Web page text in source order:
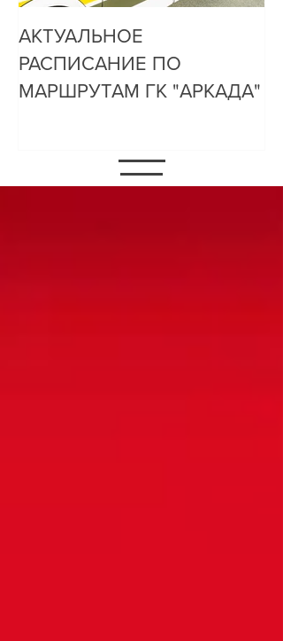
АКТУАЛЬНОЕ
РАСПИСАНИЕ ПО
МАРШРУТАМ ГК "АРКАДА"